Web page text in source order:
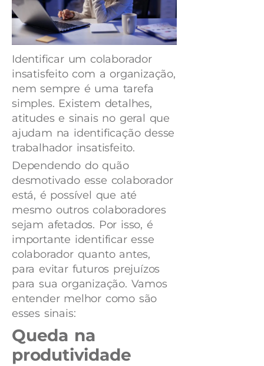
Identificar um colaborador
insatisfeito com a organização,
nem sempre é uma tarefa
simples. Existem detalhes,
atitudes e sinais no geral que
ajudam na identificação desse
trabalhador insatisfeito.
Dependendo do quão
desmotivado esse colaborador
está, é possível que até
mesmo outros colaboradores
sejam afetados. Por isso, é
importante identificar esse
colaborador quanto antes,
para evitar futuros prejuízos
para sua organização. Vamos
entender melhor como são
esses sinais:
Queda na
produtividade